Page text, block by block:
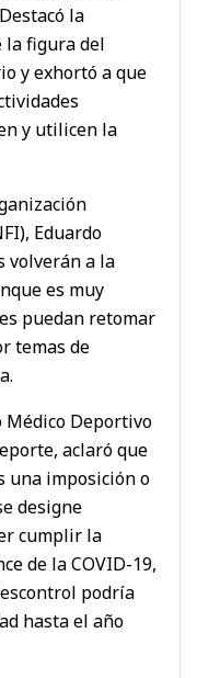
la
la figura del
y exhortó a que
y utilicen la
Eduardo
volverán a la
es muy
puedan retomar
temas de
Médico Deportivo
aclaró que
una imposición o
designe
cumplir la
de la COVID-19,
podría
hasta el año